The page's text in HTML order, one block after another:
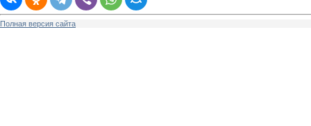
Полная версия сайта